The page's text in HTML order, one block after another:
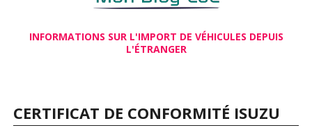
INFORMATIONS SUR L'IMPORT DE VÉHICULES DEPUIS
L'ÉTRANGER
CERTIFICAT DE CONFORMITÉ ISUZU